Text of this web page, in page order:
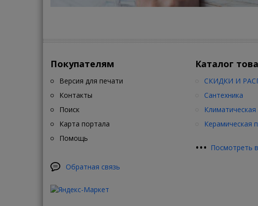
Покупателям
Версия для печати
Контакты
Поиск
Карта портала
Помощь
Обратная связь
Каталог
СКИДКИ И
Сантехника
Климатическая
Керамическая
••• Посмотреть